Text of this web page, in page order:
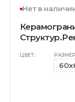
Нет в
ЦВЕТ: